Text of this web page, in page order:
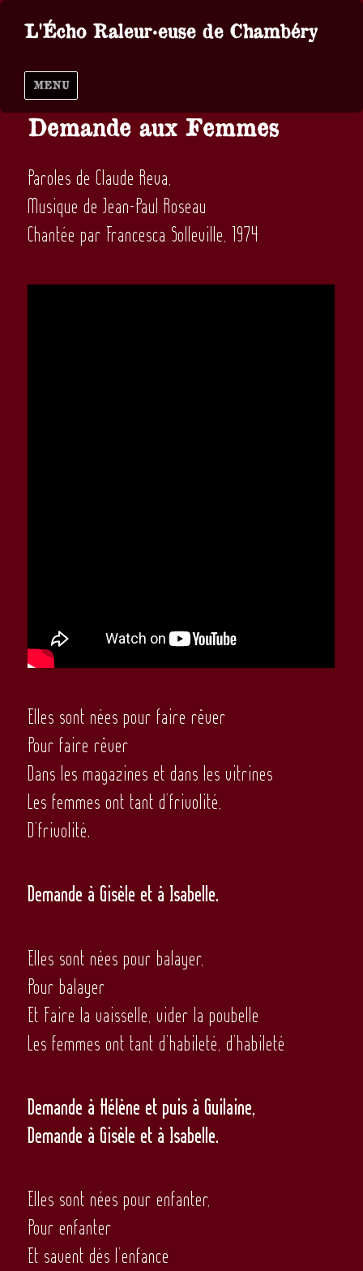
L'Écho Raleur·euse de Chambéry
MENU
Demande aux Femmes
Paroles de Claude Reva,
Musique de Jean-Paul Roseau
Chantée par Francesca Solleville, 1974
Elles sont nées pour faire rêver
Pour faire rêver
Dans les magazines et dans les vitrines
Les femmes ont tant d’frivolité,
D’frivolité.
Demande à Gisèle et à Isabelle.
Elles sont nées pour balayer,
Pour balayer
Et Faire la vaisselle, vider la poubelle
Les femmes ont tant d’habileté, d’habileté
Demande à Hélène et puis à Guilaine,
Demande à Gisèle et à Isabelle.
Elles sont nées pour enfanter,
Pour enfanter
Et savent dès l’enfance